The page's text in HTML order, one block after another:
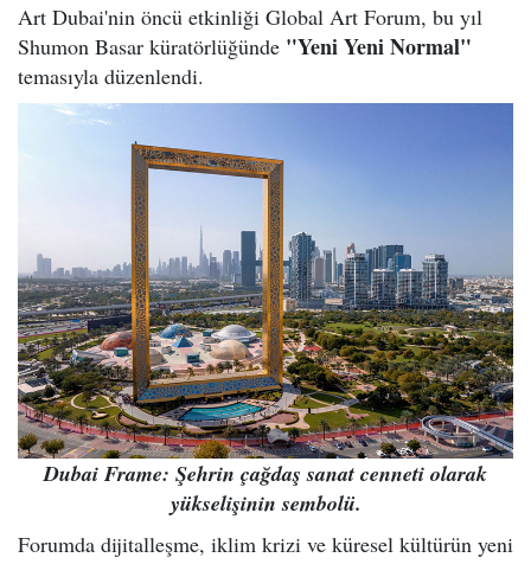
Art Dubai'nin öncü etkinliği Global Art Forum, bu yıl
Shumon Basar küratörlüğünde "Yeni Yeni Normal"
temasıyla düzenlendi.
Dubai Frame: Şehrin çağdaş sanat cenneti olarak
yükselişinin sembolü.
Forumda dijitalleşme, iklim krizi ve küresel kültürün yeni